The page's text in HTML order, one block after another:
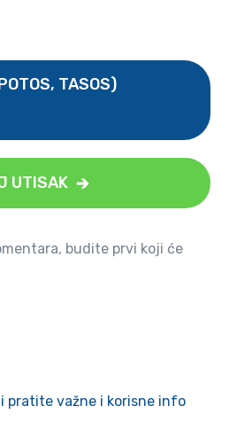
TASOS)
UTISAK
budite prvi koji će
pratite važne i korisne info